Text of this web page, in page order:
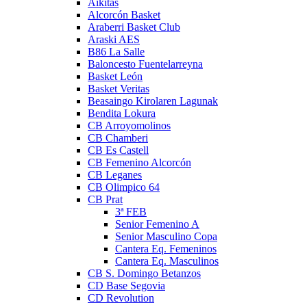
Alcorcón Basket
Araberri Basket Club
Araski AES
B86 La Salle
Baloncesto Fuentelarreyna
Basket León
Basket Veritas
Beasaingo Kirolaren Lagunak
Bendita Lokura
CB Arroyomolinos
CB Chamberi
CB Es Castell
CB Femenino Alcorcón
CB Leganes
CB Olimpico 64
CB Prat
3ª FEB
Senior Femenino A
Senior Masculino Copa
Cantera Eq. Femeninos
Cantera Eq. Masculinos
CB S. Domingo Betanzos
CD Base Segovia
CD Revolution